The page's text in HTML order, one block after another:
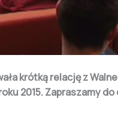
krótką relację z
2015. Zapraszamy